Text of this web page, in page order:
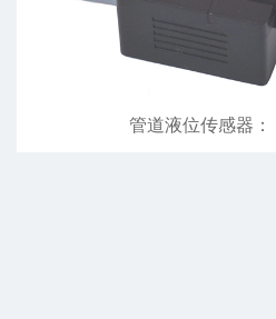
管道液位传感器：